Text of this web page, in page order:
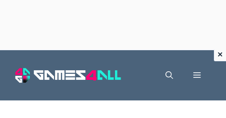
Menu